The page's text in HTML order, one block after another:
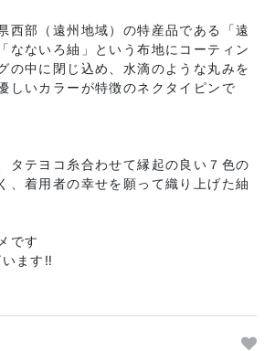
西部（遠州地域）の特産品である「遠
なないろ紬」という布地にコーティン
の中に閉じ込め、水滴のような丸みを
しいカラーが特徴のネクタイピンで
タテヨコ糸合わせて縁起の良い７色の
、着用者の幸せを願って織り上げた紬
です
ます‼︎